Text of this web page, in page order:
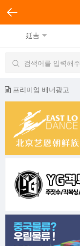
延吉
프리미엄 배너광고